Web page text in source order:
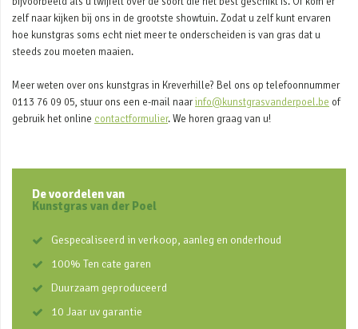
zelf naar kijken bij ons in de grootste showtuin. Zodat u zelf kunt ervaren
hoe kunstgras soms echt niet meer te onderscheiden is van gras dat u
steeds zou moeten maaien.
Meer weten over ons kunstgras in Kreverhille? Bel ons op telefoonnummer
0113 76 09 05, stuur ons een e-mail naarinfo@kunstgrasvanderpoel.be of
gebruik het online contactformulier. We horen graag van u!
De voordelen van
Kunstgras van der Poel
Gespecaliseerd in verkoop, aanleg en onderhoud
100% Ten cate garen
Duurzaam geproduceerd
10 Jaar uv garantie